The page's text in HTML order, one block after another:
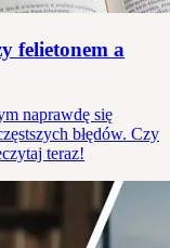
felietonem a
naprawdę się
błędów. Czy
teraz!